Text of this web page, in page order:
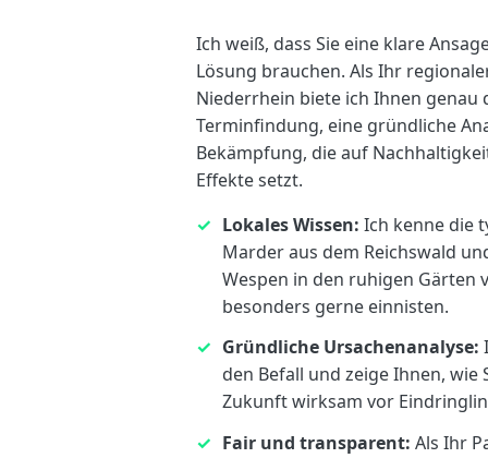
Ich weiß, dass Sie eine klare
Lösung brauchen. Als Ihr
Niederrhein biete ich Ihnen genau
Terminfindung, eine gründliche
Bekämpfung, die auf
Effekte setzt.
Lokales Wissen: Ich kenne die
Marder aus dem Reichswald
Wespen in den ruhigen Gärten
besonders gerne einnisten.
Gründliche Ursachenanalyse:
den Befall und zeige Ihnen, wie
Zukunft wirksam vor
Fair und transparent: Als Ihr